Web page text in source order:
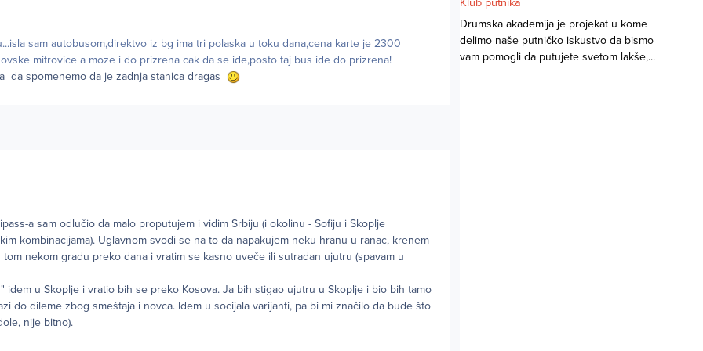
sam autobusom,direktvo iz bg ima tri polaska u toku dana,cena karte je 2300
mitrovice a moze i do prizrena cak da se ide,posto taj bus ide do prizrena!
da spomenemo da je zadnja stanica dragas
a sam odlučio da malo proputujem i vidim Srbiju (i okolinu - Sofiju i Skoplje
kombinacijama). Uglavnom svodi se na to da napakujem neku hranu u ranac, krenem
nekom gradu preko dana i vratim se kasno uveče ili sutradan ujutru (spavam u
idem u Skoplje i vratio bih se preko Kosova. Ja bih stigao ujutru u Skoplje i bio bih tamo
do dileme zbog smeštaja i novca. Idem u socijala varijanti, pa bi mi značilo da bude što
nije bitno).
Klub putnika
Drumska akademija je projekat u kome
delimo naše putničko iskustvo da bismo
vam pomogli da putujete svetom lakše,...